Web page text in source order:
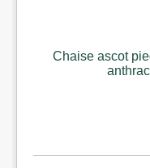
Chaise ascot